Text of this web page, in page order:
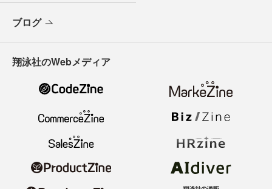
ブログ
翔泳社のWebメディア